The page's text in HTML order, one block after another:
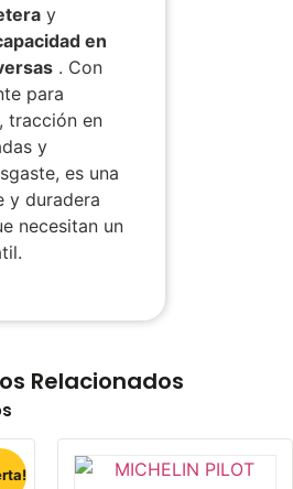
y
en
. Con
para
tracción en
y
es una
y duradera
necesitan un
Relacionados